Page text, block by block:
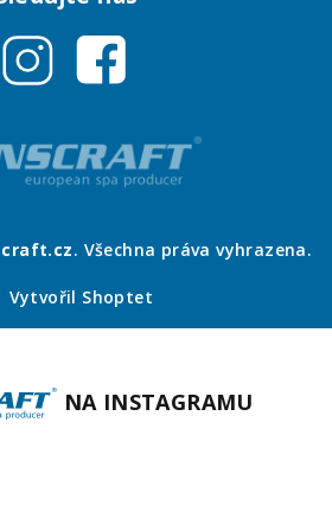
. Všechna práva vyhrazena.
Vytvořil Shoptet
NA INSTAGRAMU